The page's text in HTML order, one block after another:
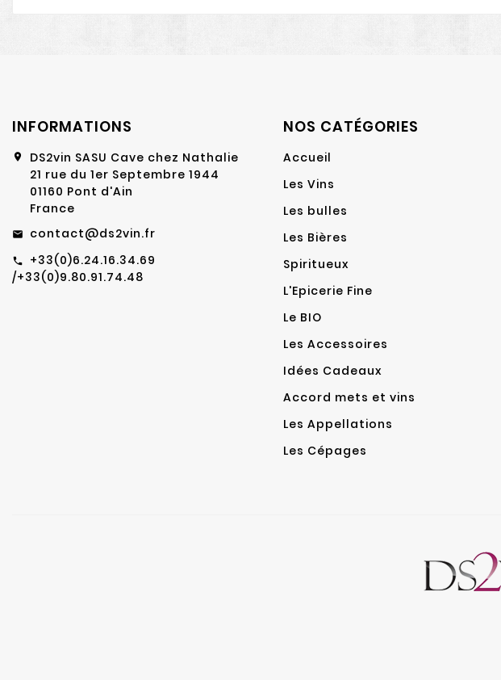
INFORMATIONS
location_on
DS2vin SASU Cave chez Nathalie
21 rue du 1er Septembre 1944
01160 Pont d'Ain
France
email contact@ds2vin.fr
call
+33(0)6.24.16.34.69
/+33(0)9.80.91.74.48
NOS CATÉGORIES
Accueil
Les Vins
Les bulles
Les Bières
Spiritueux
L'Epicerie Fine
Le BIO
Les Accessoires
Idées Cadeaux
Accord mets et vins
Les Appellations
Les Cépages